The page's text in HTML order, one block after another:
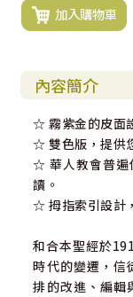
加入購物車
內容簡介
☆ 霧紫金的皮面
☆ 雙色版，提供
☆ 華人教會普遍
讀。
☆ 拇指索引設計
和合本聖經於
時代的變遷，信
排的改進、編輯